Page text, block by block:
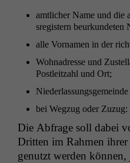
amtlich­er Name und die
sreg­is­tern beurkun­de­ten
alle Vor­na­men in der
Wohnadresse und
Postleitzahl und Ort;
bei Wegzug oder Zuzug:
Die Abfrage soll dabei
Drit­ten im Rah­men
genutzt wer­den